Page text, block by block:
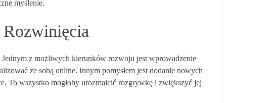
myślenie.
z możliwych kierunków rozwoju jest wprowadzenie
ze sobą online. Innym pomysłem jest dodanie nowych
To wszystko mogłoby urozmaicić rozgrywkę i zwiększyć jej